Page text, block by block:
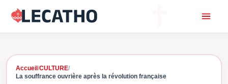
Accueil /CULTURE/
La souffrance ouvrière après la révolution française